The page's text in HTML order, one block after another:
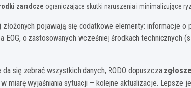
zaradcze ograniczające skutki naruszenia i minimalizujące
złożonych pojawiają się dodatkowe elementy: informacje
EOG, o zastosowanych wcześniej środkach technicznych
się zebrać wszystkich danych, RODO dopuszcza
miarę wyjaśniania sytuacji – kolejne aktualizacje. Lepsze